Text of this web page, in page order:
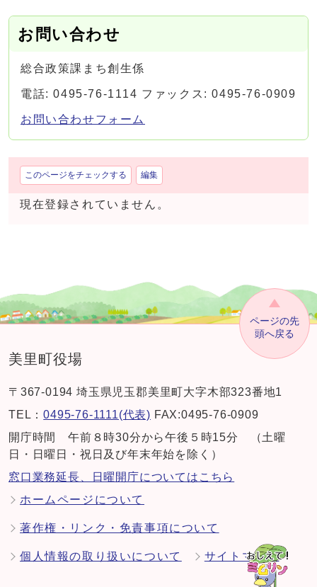
お問い合わせ
総合政策課まち創生係
電話: 0495-76-1114 ファックス: 0495-76-0909
お問い合わせフォーム
このページをチェックする 編集
現在登録されていません。
ページの先
頭へ戻る
美里町役場
〒367-0194 埼玉県児玉郡美里町大字木部323番地1
TEL：0495-76-1111(代表) FAX:0495-76-0909
開庁時間 午前８時30分から午後５時15分 （土曜
日・日曜日・祝日及び年末年始を除く）
窓口業務延長、日曜開庁についてはこちら
ホームページについて
著作権・リンク・免責事項について
個人情報の取り扱いについて サイトマップ